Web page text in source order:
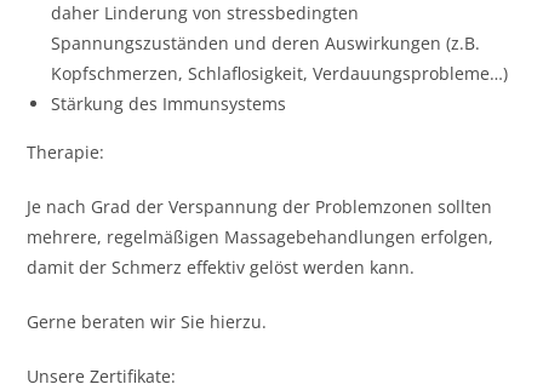
daher Linderung von stressbedingten
Spannungszuständen und deren Auswirkungen (z.B.
Kopfschmerzen, Schlaflosigkeit, Verdauungsprobleme…)
Stärkung des Immunsystems
Therapie:
Je nach Grad der Verspannung der Problemzonen sollten
mehrere, regelmäßigen Massagebehandlungen erfolgen,
damit der Schmerz effektiv gelöst werden kann.
Gerne beraten wir Sie hierzu.
Unsere Zertifikate: